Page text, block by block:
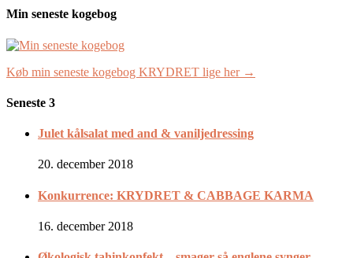
Min seneste kogebog
Køb min seneste kogebog KRYDRET lige her →
Seneste 3
Julet kålsalat med and & vaniljedressing
20. december 2018
Konkurrence: KRYDRET & CABBAGE KARMA
16. december 2018